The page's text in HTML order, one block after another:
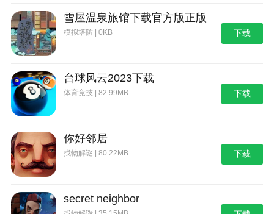
雪屋温泉旅馆下载官方版正版
模拟塔防 | 0KB 下载
台球风云2023下载
体育竞技 | 82.99MB 下载
你好邻居
找物解谜 | 80.22MB 下载
secret neighbor